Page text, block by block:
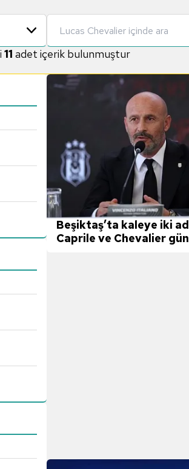
11 adet içerik bulunmuştur
Beşiktaş’ta kaleye iki
Caprile ve Chevalier